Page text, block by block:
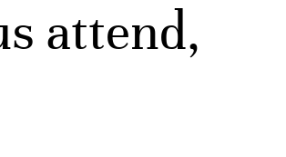
attend,